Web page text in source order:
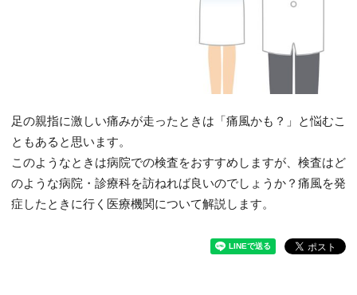
足の親指に激しい痛みが走ったときは「痛風かも？」と悩むこ
ともあると思います。
このようなときは病院での検査をおすすめしますが、検査はど
のような病院・診療科を訪ねれば良いのでしょうか？痛風を発
症したときに行く医療機関について解説します。